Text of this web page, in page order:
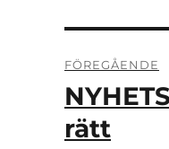
FÖREGÅENDE
Föregående
inlägg:
rätt